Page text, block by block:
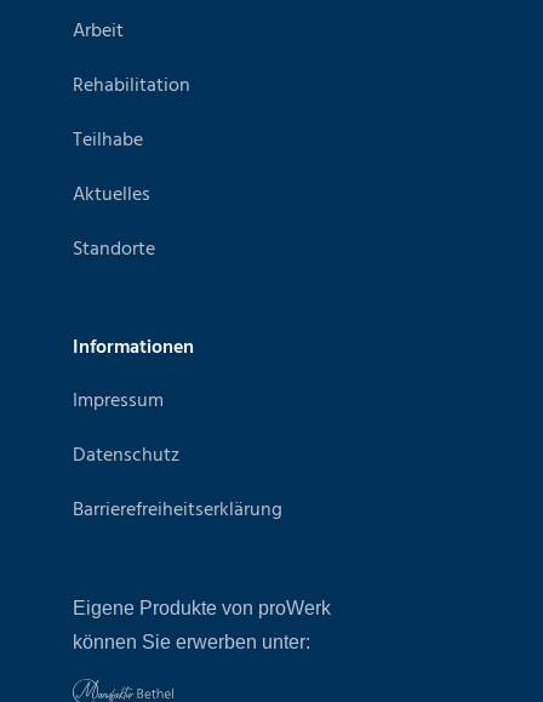
Arbeit
Rehabilitation
Teilhabe
Aktuelles
Standorte
Informationen
Impressum
Datenschutz
Barrierefreiheitserklärung
Eigene Produkte von proWerk
können Sie erwerben unter: